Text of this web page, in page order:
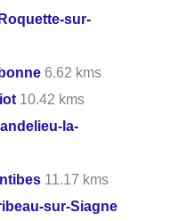
sur-
6.62 kms
10.42 kms
la-
11.17 kms
sur-Siagne